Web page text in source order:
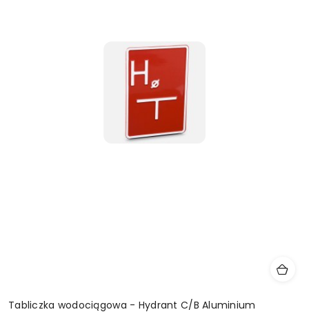
Tabliczka wodociągowa - Hydrant C/B Aluminium